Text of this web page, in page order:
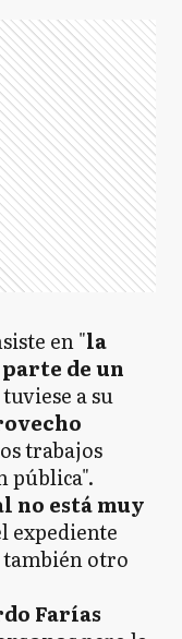
en "la
de un
a su
trabajos
pública".
no está muy
expediente
otro
Farías